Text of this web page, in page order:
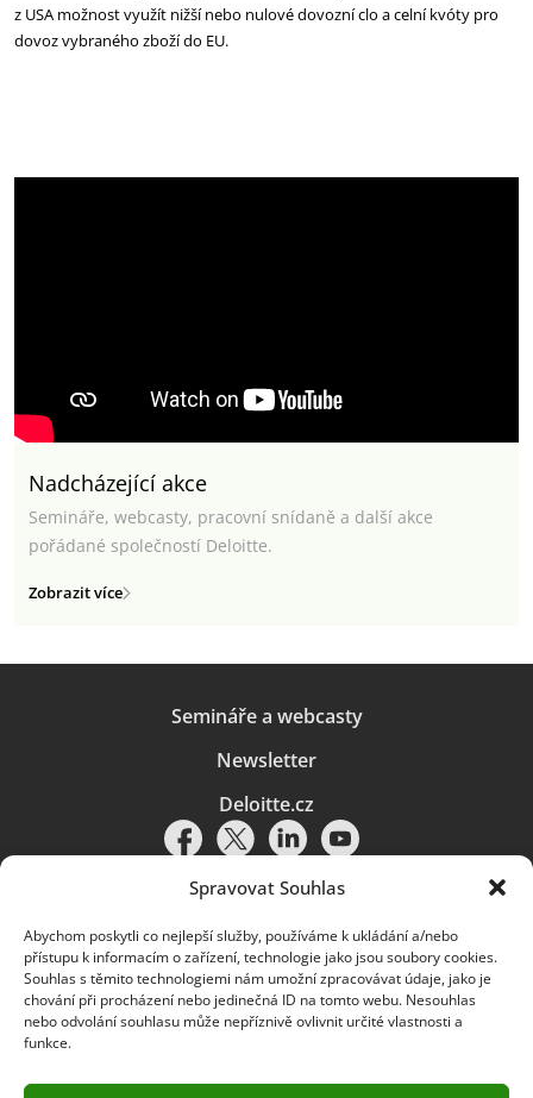
Spravovat Souhlas
Abychom poskytli co nejlepší služby, používáme k ukládání a/nebo
přístupu k informacím o zařízení, technologie jako jsou soubory cookies.
Souhlas s těmito technologiemi nám umožní zpracovávat údaje, jako je
chování při procházení nebo jedinečná ID na tomto webu. Nesouhlas
nebo odvolání souhlasu může nepříznivě ovlivnit určité vlastnosti a
funkce.
z USA možnost využít nižší nebo nulové dovozní clo a celní kvóty pro
dovoz vybraného zboží do EU.
Nadcházející akce
Semináře, webcasty, pracovní snídaně a další akce
pořádané společností Deloitte.
Zobrazit více
Semináře a webcasty
Newsletter
Deloitte.cz
Pravidla používání|Ochrana osobních údajů|Soubory cookies |
Deloitte.cz
© 2026. Více informací najdete vPravidlech používání.
Deloitte označuje jednu či více společností globální sítě členských
a přidružené subjekty (souhrnně „organizace Deloitte“). Společnost DTTL